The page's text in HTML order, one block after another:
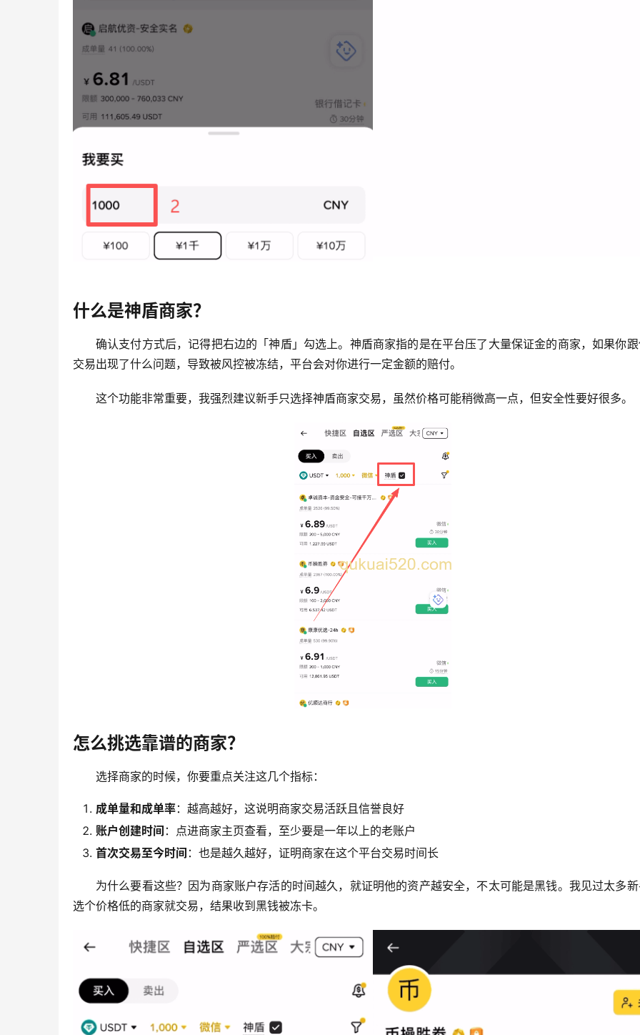
什么是神盾商家？
确认支付方式后，记得把右边的「神盾」勾选上。神盾商家指的是在平台压了大量保证金的商家，如果你
交易出现了什么问题，导致被风控被冻结，平台会对你进行一定金额的赔付。
这个功能非常重要，我强烈建议新手只选择神盾商家交易，虽然价格可能稍微高一点，但安全性要好很多。
怎么挑选靠谱的商家？
选择商家的时候，你要重点关注这几个指标：
成单量和成单率：越高越好，这说明商家交易活跃且信誉良好
账户创建时间 ：点进商家主页查看，至少要是一年以上的老账户
首次交易至今时间 ：也是越久越好，证明商家在这个平台交易时间长
为什么要看这些？因为商家账户存活的时间越久，就证明他的资产越安全，不太可能是黑钱。我见过太多
选个价格低的商家就交易，结果收到黑钱被冻卡。